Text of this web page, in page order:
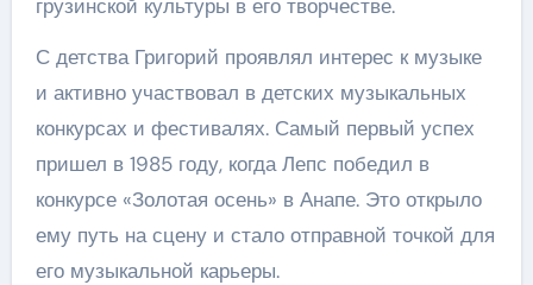
грузинской культуры в его творчестве.
С детства Григорий проявлял интерес к музыке
и активно участвовал в детских музыкальных
конкурсах и фестивалях. Самый первый успех
пришел в 1985 году, когда Лепс победил в
конкурсе «Золотая осень» в Анапе. Это открыло
ему путь на сцену и стало отправной точкой для
его музыкальной карьеры.